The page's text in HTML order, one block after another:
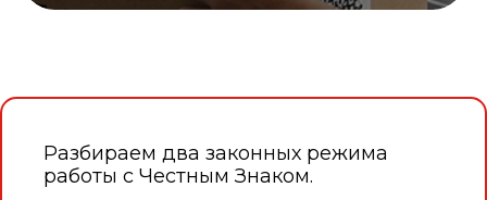
Доставка
Разбираем два законных режима
работы с Честным Знаком.